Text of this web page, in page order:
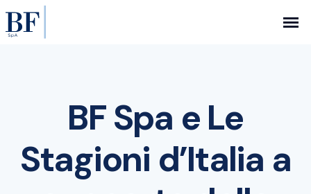
BF Spa e Le
Stagioni d’Italia a